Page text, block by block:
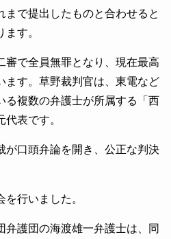
まで提出したものと合わせると
す。
で全員無罪となり、現在最高
ます。草野裁判官は、東電など
る複数の弁護士が所属する「西
表です。
口頭弁論を開き、公正な判決
行いました。
護団の海渡雄一弁護士は、同